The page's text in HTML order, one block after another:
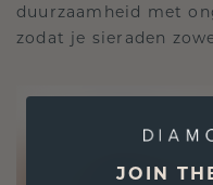
duurzaamheid met
zodat je sieraden
JOIN